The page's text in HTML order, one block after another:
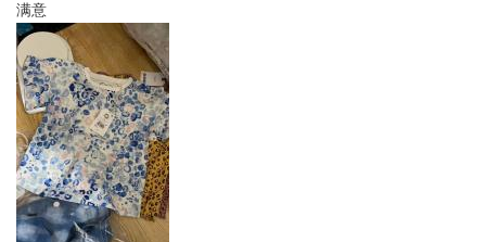
满意